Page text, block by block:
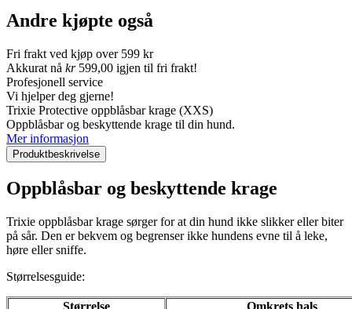
Andre kjøpte også
Fri frakt ved kjøp over 599 kr
Akkurat nå kr 599,00 igjen til fri frakt!
Profesjonell service
Vi hjelper deg gjerne!
Trixie Protective oppblåsbar krage (XXS)
Oppblåsbar og beskyttende krage til din hund.
Mer informasjon
Produktbeskrivelse
Oppblåsbar og beskyttende krage
Trixie oppblåsbar krage sørger for at din hund ikke slikker eller biter
på sår. Den er bekvem og begrenser ikke hundens evne til å leke,
høre eller sniffe.
Størrelsesguide:
Størrelse
Omkrets hals